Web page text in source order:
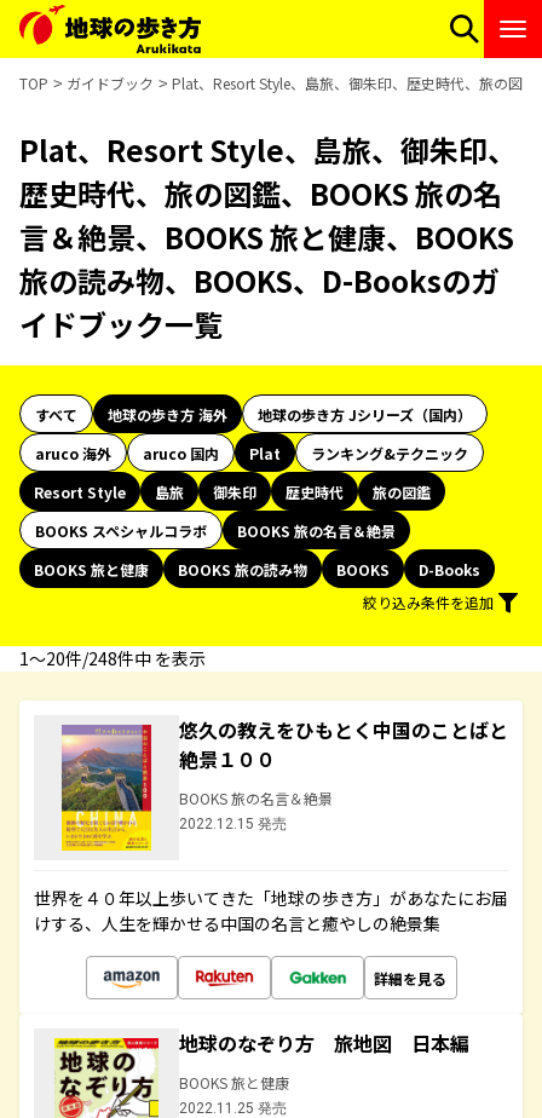
TOP ガイドブック Plat、Resort Style、島旅、御朱印、歴史時代、旅の図
Plat、Resort Style、島旅、御朱印、
歴史時代、旅の図鑑、BOOKS 旅の名
言＆絶景、BOOKS 旅と健康、BOOKS
旅の読み物、BOOKS、D-Booksのガ
イドブック一覧
すべて 地球の歩き方 海外
地球の歩き方 Jシリーズ（国内）
aruco 海外
aruco 国内 Plat
ランキング&テクニック
Resort Style
島旅 御朱印 歴史時代
旅の図鑑
BOOKS スペシャルコラボ
BOOKS 旅の名言＆絶景
BOOKS 旅と健康
BOOKS 旅の読み物 BOOKS
D-Books
絞り込み条件を追加
1〜20件/248件中 を表示
悠久の教えをひもとく中国のことばと
絶景１００
BOOKS 旅の名言＆絶景
2022.12.15 発売
世界を４０年以上歩いてきた「地球の歩き方」があなたにお届
けする、人生を輝かせる中国の名言と癒やしの絶景集
詳細を見る
地球のなぞり方 旅地図 日本編
BOOKS 旅と健康
2022.11.25 発売